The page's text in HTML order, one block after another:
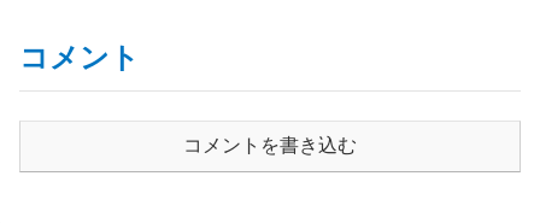
コメント
コメントを書き込む